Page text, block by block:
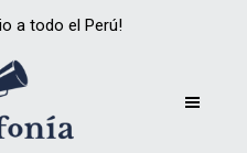
a todo el Perú!